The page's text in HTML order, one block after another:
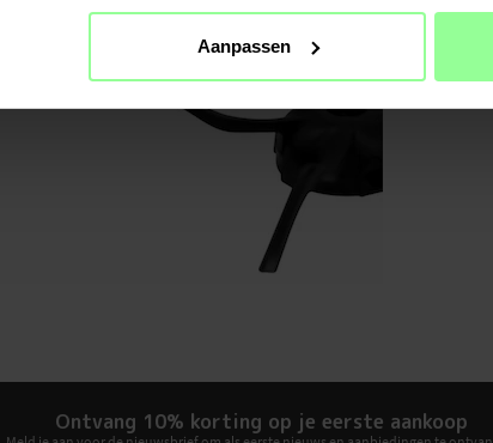
Aanpassen
Ontvang 10% korting op je eerste aankoop